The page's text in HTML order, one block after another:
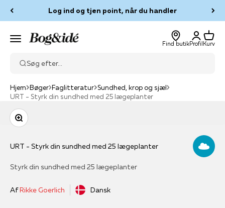
Log ind og tjen point, når du handler
Menu Bog & idé
Find butik
Log ind
Profil
Kurv
Kurv
Søg efter...
Hjem Bøger Faglitteratur Sundhed, krop og sjæl
URT - Styrk din sundhed med 25 lægeplanter
Zoom
URT - Styrk din sundhed med 25 lægeplanter
Styrk din sundhed med 25 lægeplanter
AfRikke Goerlich Dansk